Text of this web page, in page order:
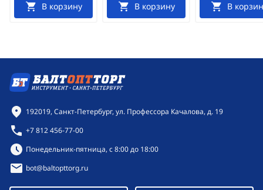
В корзину В корзину В
Контактная информация
192019, Санкт-Петербург, ул. Профессора Качалова, д. 19
+7 812 456-77-00
Режим работы:
Понедельник-пятница, с 8:00 до 18:00
bot@baltopttorg.ru